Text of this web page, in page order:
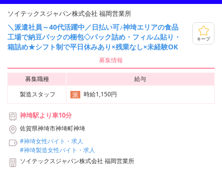
ソイテックスジャパン株式会社 福岡営業所
＼派遣社員～40代活躍中／日払い可♪神埼エリアの食品
工場で納豆パックの梱包◇パック詰め・フィルム貼り・
箱詰め★シフト制で平日休みあり×残業なし×未経験OK
キープ
募集情報
募集職種
給与
製造スタッフ
派 時給1,150円
神埼駅より車10分
佐賀県神埼市神埼町神埼
#神埼女性バイト・求人
#神埼製造女性バイト・求人
ソイテックスジャパン株式会社 福岡営業所